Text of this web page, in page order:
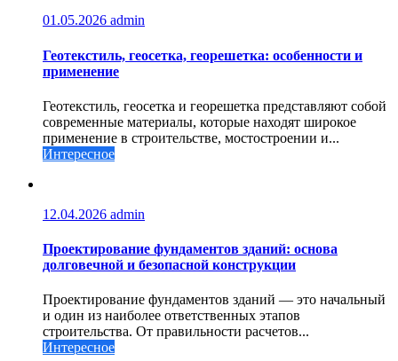
01.05.2026 admin
Геотекстиль, геосетка, георешетка: особенности и
применение
Геотекстиль, геосетка и георешетка представляют собой
современные материалы, которые находят широкое
применение в строительстве, мостостроении и...
Интересное
12.04.2026 admin
Проектирование фундаментов зданий: основа
долговечной и безопасной конструкции
Проектирование фундаментов зданий — это начальный
и один из наиболее ответственных этапов
строительства. От правильности расчетов...
Интересное